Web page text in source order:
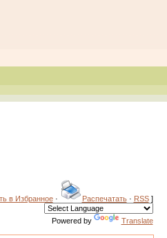
в Избранное· Распечатать· RSS]
Powered by Translate